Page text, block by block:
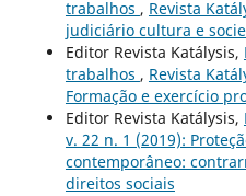
trabalhos , Revista
judiciário cultura e
Editor Revista Katálysis,
trabalhos , Revista
Formação e exercício
Editor Revista Katálysis,
v. 22 n. 1 (2019):
contemporâneo:
direitos sociais